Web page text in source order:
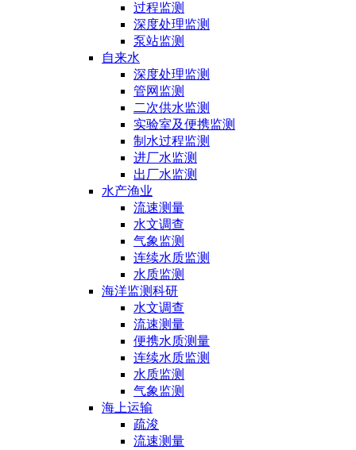
过程监测
深度处理监测
泵站监测
自来水
深度处理监测
管网监测
二次供水监测
实验室及便携监测
制水过程监测
进厂水监测
出厂水监测
水产渔业
流速测量
水文调查
气象监测
连续水质监测
水质监测
海洋监测科研
水文调查
流速测量
便携水质测量
连续水质监测
水质监测
气象监测
海上运输
疏浚
流速测量